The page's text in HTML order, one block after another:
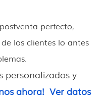
perfecto,
los clientes lo antes
personalizados y
ahora! Ver datos